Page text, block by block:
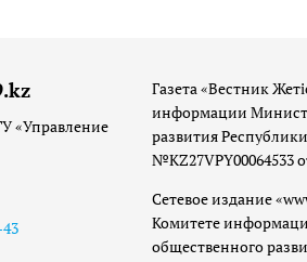
«Управление
Газета «Вестник
информации
развития
№KZ27VPY00064533
Сетевое издание
Комитете
общественного